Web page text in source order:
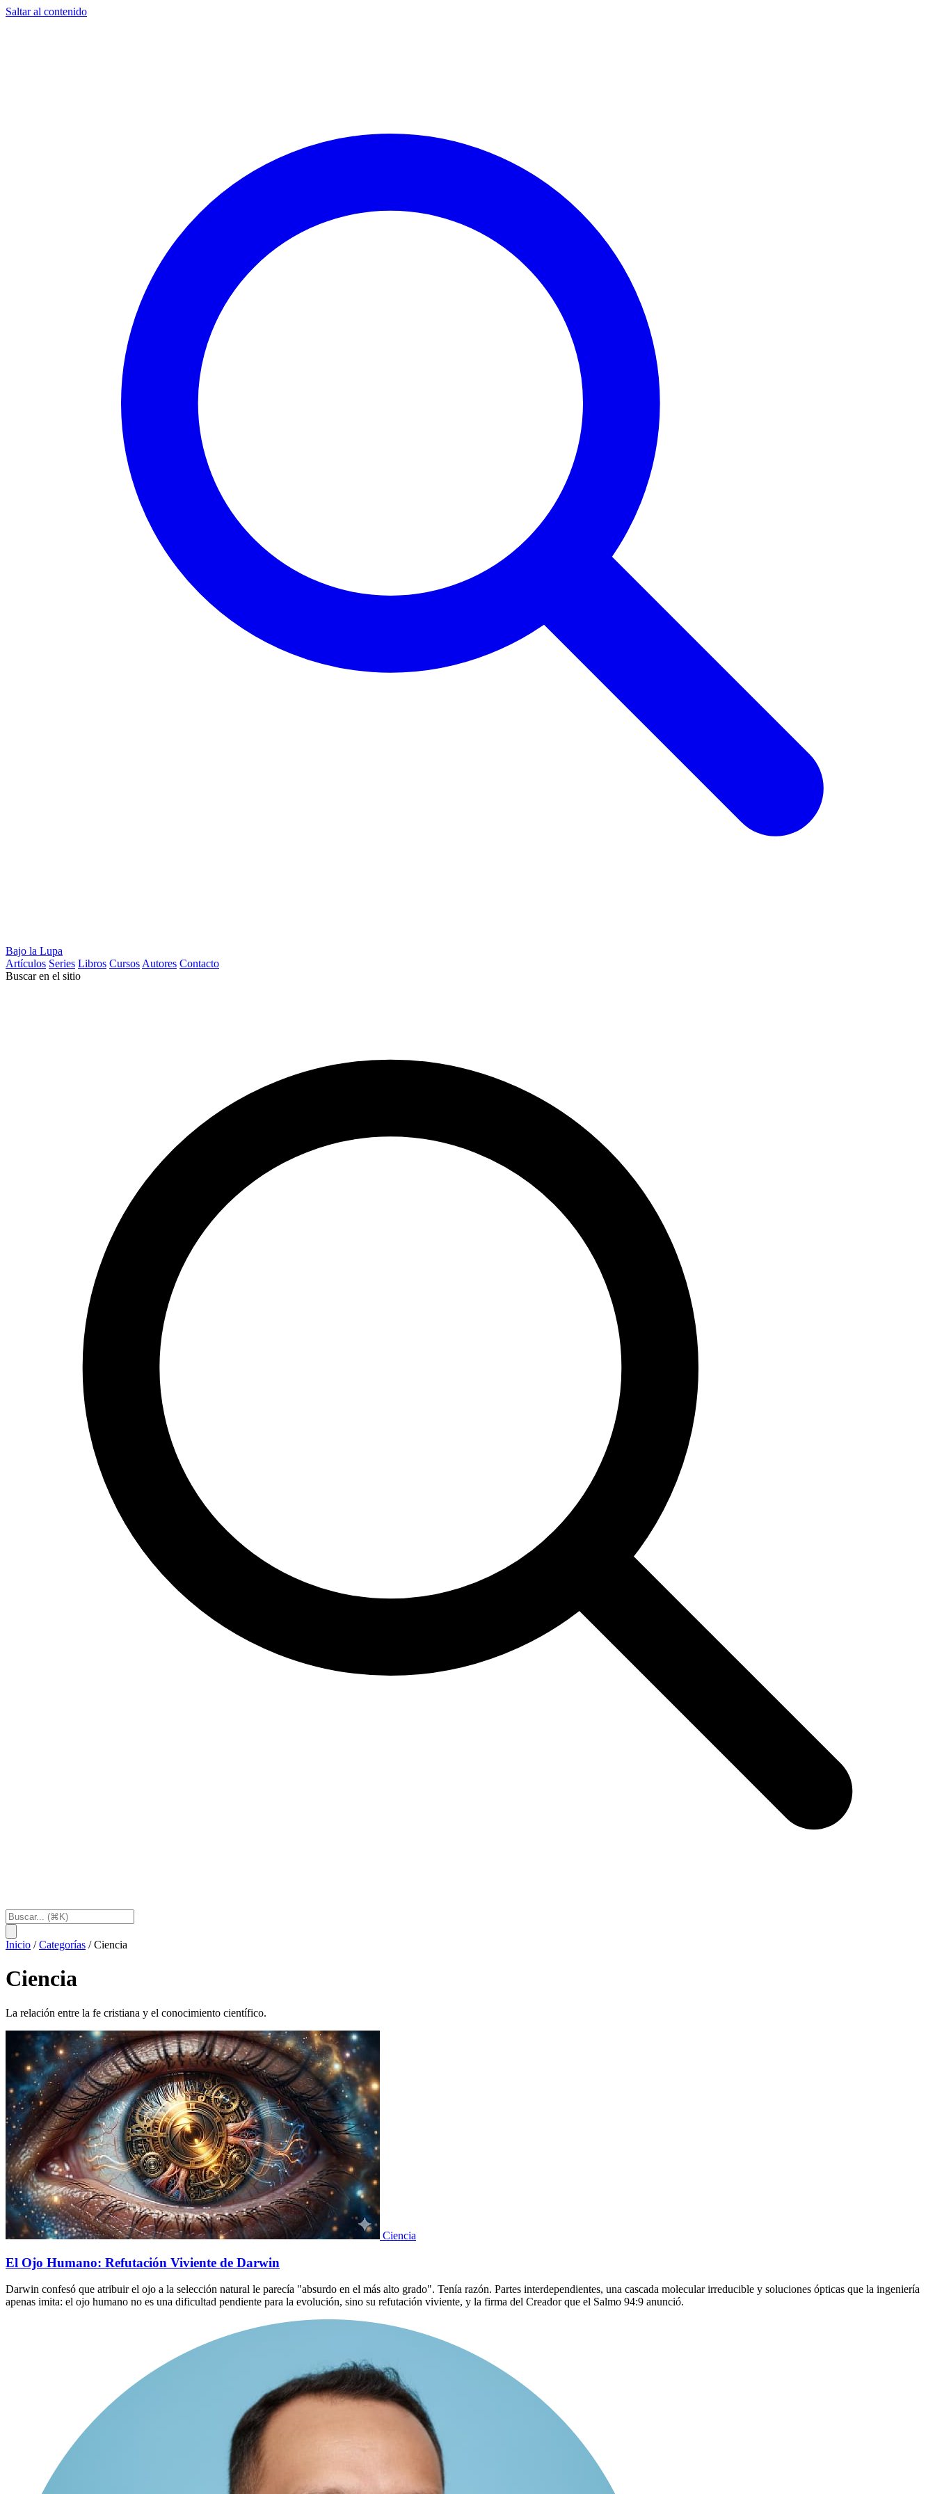
Saltar al contenido
Bajo la Lupa
Artículos Series Libros Cursos Autores Contacto
Buscar en el sitio
Inicio / Categorías / Ciencia
Ciencia
La relación entre la fe cristiana y el conocimiento científico.
Ciencia
El Ojo Humano: Refutación Viviente de Darwin
Darwin confesó que atribuir el ojo a la selección natural le parecía "absurdo en el más alto grado". Tenía razón. Partes interdependientes, una cascada molecular irreducible y soluciones ópticas que la ingeniería
apenas imita: el ojo humano no es una dificultad pendiente para la evolución, sino su refutación viviente, y la firma del Creador que el Salmo 94:9 anunció.